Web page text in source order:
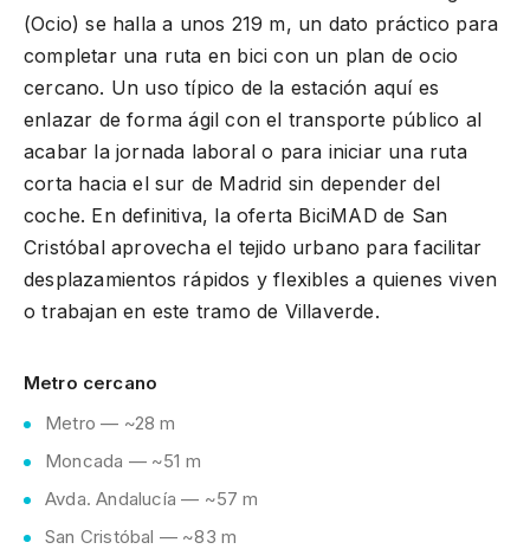
(Ocio) se halla a unos 219 m, un dato práctico para
completar una ruta en bici con un plan de ocio
cercano. Un uso típico de la estación aquí es
enlazar de forma ágil con el transporte público al
acabar la jornada laboral o para iniciar una ruta
corta hacia el sur de Madrid sin depender del
coche. En definitiva, la oferta BiciMAD de San
Cristóbal aprovecha el tejido urbano para facilitar
desplazamientos rápidos y flexibles a quienes viven
o trabajan en este tramo de Villaverde.
Metro cercano
Metro — ~28 m
Moncada — ~51 m
Avda. Andalucía — ~57 m
San Cristóbal — ~83 m